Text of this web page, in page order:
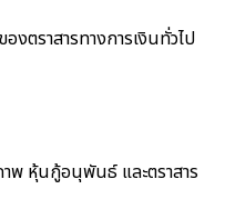
งตราสารทางการเงินทั่วไป
พ หุ้นกู้อนุพันธ์ และตราสาร